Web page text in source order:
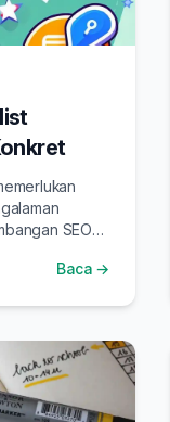
SEO
Baca →